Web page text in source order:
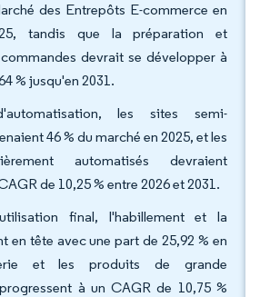
des Entrepôts E-commerce en
tandis que la préparation et
devrait se développer à
% jusqu'en 2031.
les sites semi-
46 % du marché en 2025, et les
automatisés devraient
de 10,25 % entre 2026 et 2031.
final, l'habillement et la
en tête avec une part de 25,92 % en
et les produits de grande
à un CAGR de 10,75 %